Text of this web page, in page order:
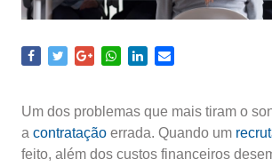
Um dos problemas que mais tiram o
a contratação errada. Quando um
feito, além dos custos financeiros